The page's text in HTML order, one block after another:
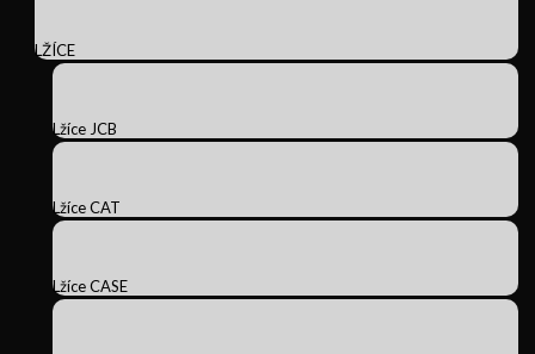
LŽÍCE
Lžíce JCB
Lžíce CAT
Lžíce CASE